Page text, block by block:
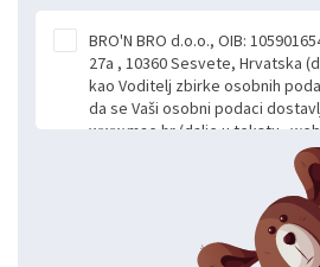
BRO'N BRO d.o.o., OIB:
27a , 10360 Sesvete, Hrvatska
kao Voditelj zbirke osobnih
da se Vaši osobni podaci
www.mae.hr (dalje u tekstu
obrađeni. Prihvaćanjem ove
slobodno i izričito dajete privolu
obradu Vaših osobnih podataka
putem ovih web stranica u
komunikacije na Vaš upit poslan